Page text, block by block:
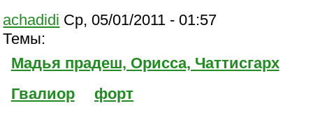
achadidi Ср, 05/01/2011 - 01:57
Темы:
Мадья прадеш, Орисса, Чаттисгарх
Гвалиор
форт